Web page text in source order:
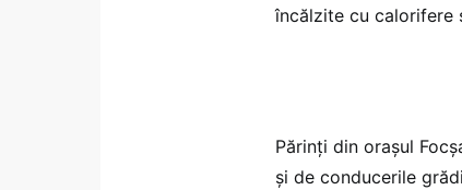
încălzite cu calorifere
Părinți din orașul
și de conducerile